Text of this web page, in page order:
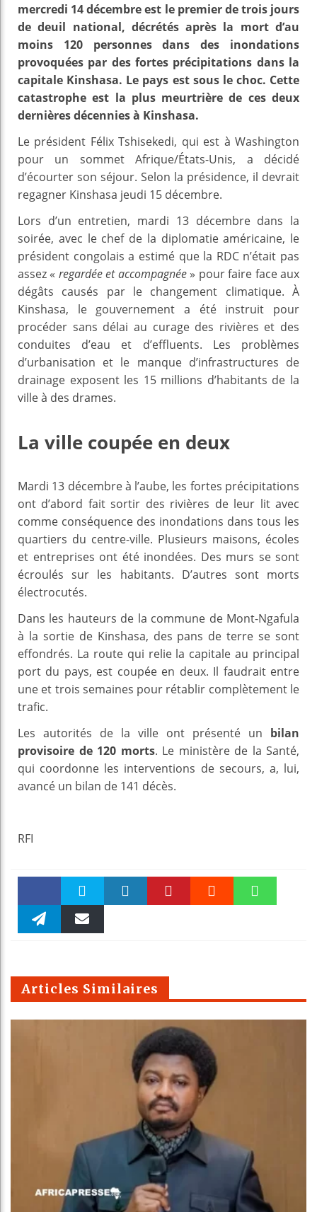
mercredi 14 décembre est le premier de trois jours
de deuil national, décrétés après la mort d’au
moins 120 personnes dans des inondations
provoquées par des fortes précipitations dans la
capitale Kinshasa. Le pays est sous le choc. Cette
catastrophe est la plus meurtrière de ces deux
dernières décennies à Kinshasa.
Le président Félix Tshisekedi, qui est à Washington
pour un sommet Afrique/États-Unis, a décidé
d’écourter son séjour. Selon la présidence, il devrait
regagner Kinshasa jeudi 15 décembre.
Lors d’un entretien, mardi 13 décembre dans la
soirée, avec le chef de la diplomatie américaine, le
président congolais a estimé que la RDC n’était pas
assez « regardée et accompagnée» pour faire face aux
dégâts causés par le changement climatique. À
Kinshasa, le gouvernement a été instruit pour
procéder sans délai au curage des rivières et des
conduites d’eau et d’effluents. Les problèmes
d’urbanisation et le manque d’infrastructures de
drainage exposent les 15 millions d’habitants de la
ville à des drames.
La ville coupée en deux
Mardi 13 décembre à l’aube, les fortes précipitations
ont d’abord fait sortir des rivières de leur lit avec
comme conséquence des inondations dans tous les
quartiers du centre-ville. Plusieurs maisons, écoles
et entreprises ont été inondées. Des murs se sont
écroulés sur les habitants. D’autres sont morts
électrocutés.
Dans les hauteurs de la commune de Mont-Ngafula
à la sortie de Kinshasa, des pans de terre se sont
effondrés. La route qui relie la capitale au principal
port du pays, est coupée en deux. Il faudrait entre
une et trois semaines pour rétablir complètement le
trafic.
Les autorités de la ville ont présenté un bilan
provisoire de 120 morts. Le ministère de la Santé,
qui coordonne les interventions de secours, a, lui,
avancé un bilan de 141 décès.
RFI
Faceboo Twitter
m
Articles Similaires